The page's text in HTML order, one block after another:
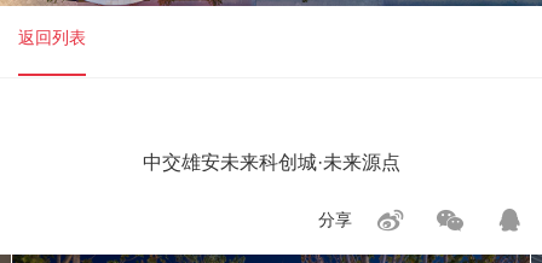
返回列表
中交雄安未来科创城·未来源点
分享